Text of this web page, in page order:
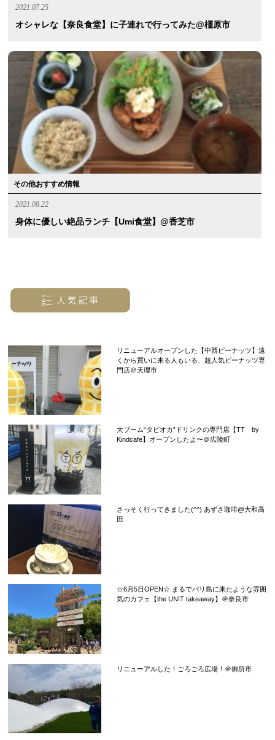
2021.07.25
オシャレな【奈良食堂】に子連れで行ってみた@橿原市
その他おすすめ情報
2021.08.22
身体に優しい絶品ランチ【umi食堂】@香芝市
リニューアルオープンした【中西ピーナッツ】遠
くから買いに来る人もいる、超人気ピーナッツ専
門店＠天理市
大ブーム“タピオカ”ドリンクの専門店【TT by
Kindcafe】オープンしたよ〜＠広陵町
さっそく行ってきました(^^) あずさ珈琲@大和高
田
☆6月5日OPEN☆ まるでバリ島に来たような雰囲
気のカフェ【the UNIT takeaway】＠奈良市
リニューアルした！ごろごろ広場！＠御所市